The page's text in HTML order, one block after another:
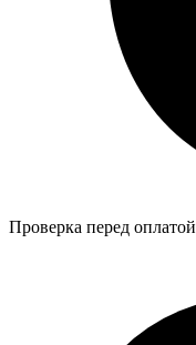
Проверка перед оплатой